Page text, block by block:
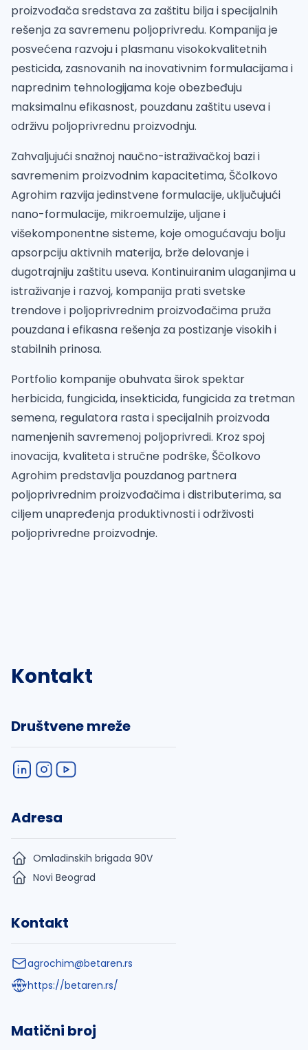
proizvođača sredstava za zaštitu bilja i specijalnih
rešenja za savremenu poljoprivredu. Kompanija je
posvećena razvoju i plasmanu visokokvalitetnih
pesticida, zasnovanih na inovativnim formulacijama i
naprednim tehnologijama koje obezbeđuju
maksimalnu efikasnost, pouzdanu zaštitu useva i
održivu poljoprivrednu proizvodnju.
Zahvaljujući snažnoj naučno-istraživačkoj bazi i
savremenim proizvodnim kapacitetima, Ščolkovo
Agrohim razvija jedinstvene formulacije, uključujući
nano-formulacije, mikroemulzije, uljane i
višekomponentne sisteme, koje omogućavaju bolju
apsorpciju aktivnih materija, brže delovanje i
dugotrajniju zaštitu useva. Kontinuiranim ulaganjima u
istraživanje i razvoj, kompanija prati svetske
trendove i poljoprivrednim proizvođačima pruža
pouzdana i efikasna rešenja za postizanje visokih i
stabilnih prinosa.
Portfolio kompanije obuhvata širok spektar
herbicida, fungicida, insekticida, fungicida za tretman
semena, regulatora rasta i specijalnih proizvoda
namenjenih savremenoj poljoprivredi. Kroz spoj
inovacija, kvaliteta i stručne podrške, Ščolkovo
Agrohim predstavlja pouzdanog partnera
poljoprivrednim proizvođačima i distributerima, sa
ciljem unapređenja produktivnosti i održivosti
poljoprivredne proizvodnje.
Kontakt
Društvene mreže
Adresa
Omladinskih brigada 90V
Novi Beograd
Kontakt
agrochim@betaren.rs
https://betaren.rs/
Matični broj